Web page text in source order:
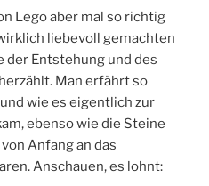
Lego aber mal so richtig
liebevoll gemachten
der Entstehung und des
Man erfährt so
wie es eigentlich zur
ebenso wie die Steine
Anfang an das
Anschauen, es lohnt: